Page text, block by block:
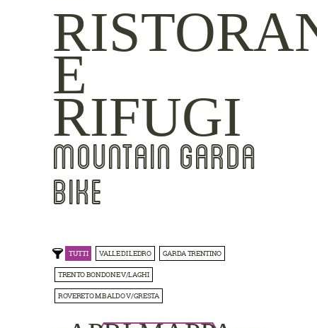
E
RIFUGI
MOUNTAIN GARDA
BIKE
TUTTI VALLE DI LEDRO GARDA TRENTINO
TRENTO BONDONE V/LAGHI
ROVERETO M.BALDO V/GRESTA